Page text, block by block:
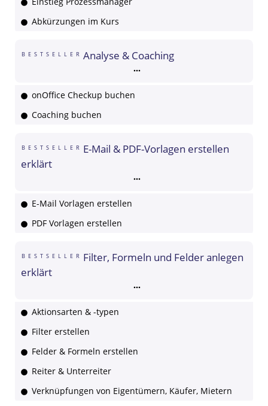
Abkürzungen im Kurs
BESTSELLER Analyse & Coaching
onOffice Checkup buchen
Coaching buchen
BESTSELLER
E-Mail & PDF-Vorlagen erstellen
erklärt
E-Mail Vorlagen erstellen
PDF Vorlagen erstellen
BESTSELLER
Filter, Formeln und Felder anlegen
erklärt
Aktionsarten & -typen
Filter erstellen
Felder & Formeln erstellen
Reiter & Unterreiter
Verknüpfungen von Eigentümern, Käufer, Mietern